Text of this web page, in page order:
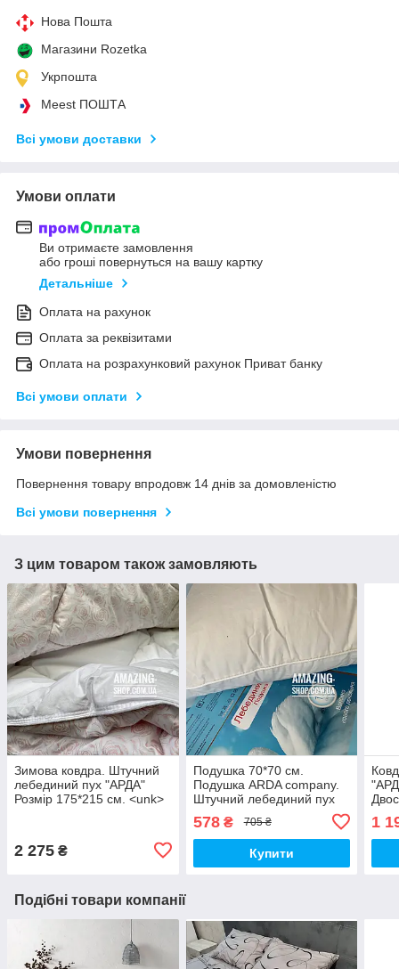
Нова Пошта
Магазини Rozetka
Укрпошта
Meest ПОШТА
Всі умови доставки
Умови оплати
Ви отримаєте замовлення
або гроші повернуться на вашу картку
Детальніше
Оплата на рахунок
Оплата за реквізитами
Оплата на розрахунковий рахунок Приват банку
Всі умови оплати
Умови повернення
Повернення товару впродовж 14 днів за домовленістю
Всі умови повернення
З цим товаром також замовляють
Зимова ковдра. Штучний
лебединий пух "АРДА"
Розмір 175*215 см. <unk>
2 275 ₴
Подушка 70*70 см.
Подушка ARDA company.
Штучний лебединий пух
578₴ 705 ₴
Купити
1
Подібні товари компанії